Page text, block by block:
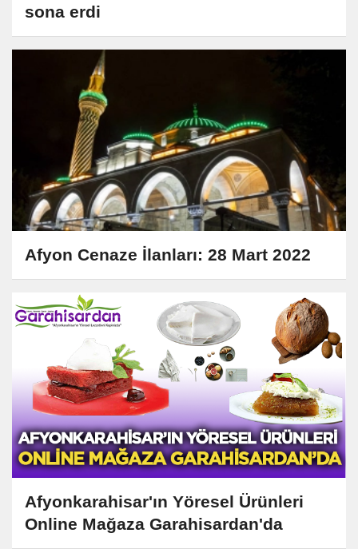
sona erdi
Afyon Cenaze İlanları: 28 Mart 2022
Afyonkarahisar'ın Yöresel Ürünleri
Online Mağaza Garahisardan'da